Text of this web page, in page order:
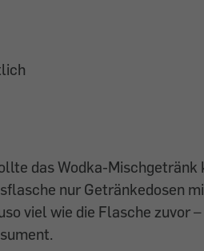
das Wodka-Mischgetränk
nur Getränkedosen
viel wie die Flasche zuvor